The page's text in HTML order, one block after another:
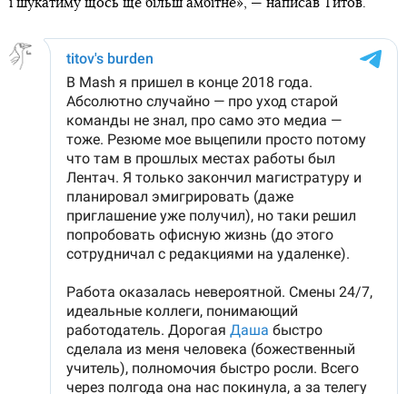
і шукатиму щось ще більш амбітне», — написав Титов.